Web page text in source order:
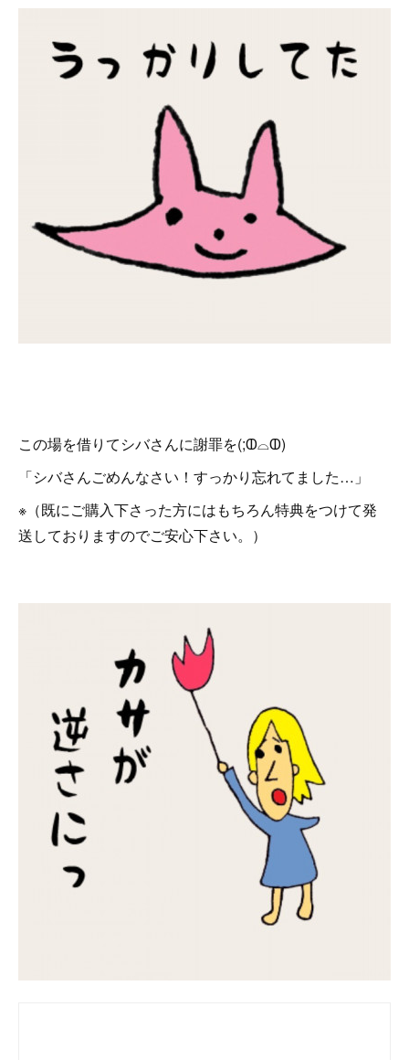
この場を借りてシバさんに謝罪を(;ↀ⌓ↀ)
「シバさんごめんなさい！すっかり忘れてました…」
※（既にご購入下さった方にはもちろん特典をつけて発
送しておりますのでご安心下さい。）